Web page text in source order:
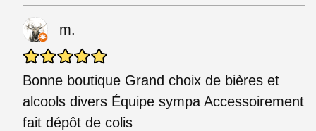
m.
Bonne boutique Grand choix de bières et
alcools divers Équipe sympa Accessoirement
fait dépôt de colis